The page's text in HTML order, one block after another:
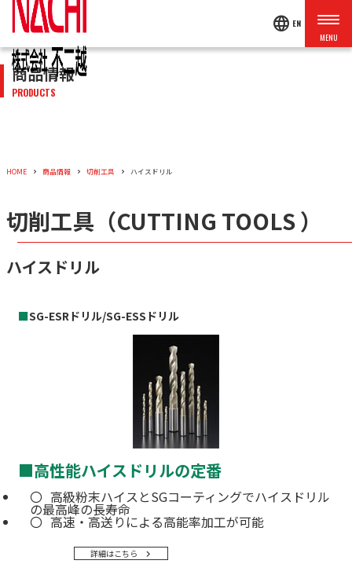
language EN
商品情報
PRODUCTS
HOME 商品情報 切削工具 ハイスドリル
切削工具（CUTTING TOOLS ）
ハイスドリル
■SG-ESRドリル/SG-ESSドリル
詳細はこちら
■高性能ハイスドリルの定番
高級粉末ハイスとSGコーティングでハイスドリル
の最高峰の長寿命
高速・高送りによる高能率加工が可能